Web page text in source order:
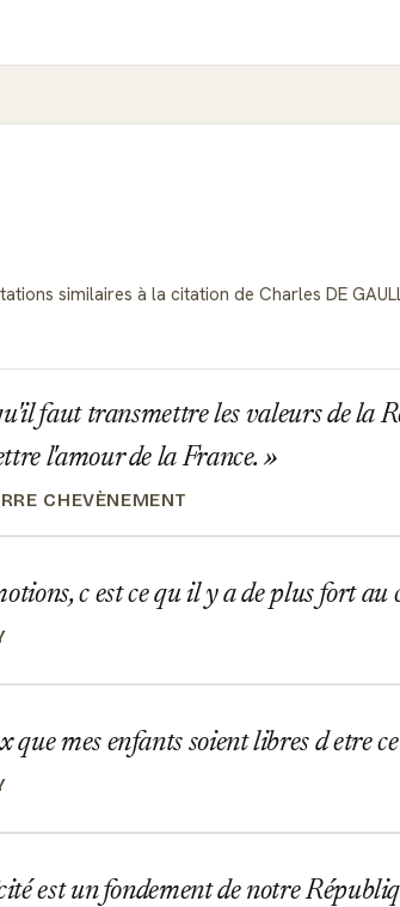
similaires à la citation de Charles DE
faut transmettre les valeurs de la
l'amour de la France.
CHEVÈNEMENT
c est ce qu il y a de plus fort au
que mes enfants soient libres d etre
est un fondement de notre